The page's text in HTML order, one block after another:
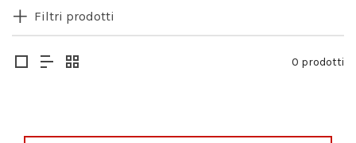
Filtri prodotti
0 prodotti